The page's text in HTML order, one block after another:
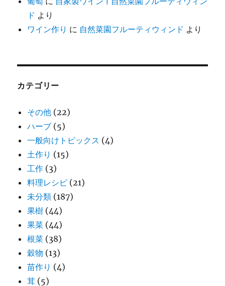
ド より
ワイン作り に 自然菜園フルーティウィンド より
カテゴリー
その他 (22)
ハーブ (5)
一般向けトピックス (4)
土作り (15)
工作 (3)
料理レシピ (21)
未分類 (187)
果樹 (44)
果菜 (44)
根菜 (38)
穀物 (13)
苗作り (4)
茸 (5)